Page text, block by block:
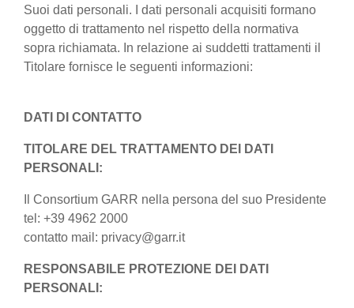
Suoi dati personali. I dati personali acquisiti formano
oggetto di trattamento nel rispetto della normativa
sopra richiamata. In relazione ai suddetti trattamenti il
Titolare fornisce le seguenti informazioni:
DATI DI CONTATTO
TITOLARE DEL TRATTAMENTO DEI DATI
PERSONALI:
Il Consortium GARR nella persona del suo Presidente
tel: +39 4962 2000
contatto mail: privacy@garr.it
RESPONSABILE PROTEZIONE DEI DATI
PERSONALI: